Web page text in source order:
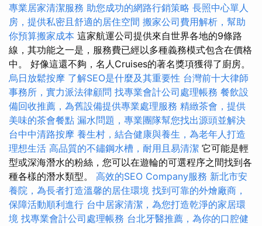
專業居家清潔服務 助您成功的網路行銷策略 長照中心單人
房，提供私密且舒適的居住空間 搬家公司費用解析，幫助
你預算搬家成本 這家航運公司提供來自世界各地的9條路
線，其功能之一是，服務費已經以多種義務模式包含在價格
中。 好像這還不夠，名人Cruises的著名獎項獲得了廚房。
烏日放鬆按摩 了解SEO是什麼及其重要性 台灣前十大律師
事務所，實力派法律顧問 找專業會計公司處理帳務 餐飲設
備回收推薦，為舊設備提供專業處理服務 精緻茶會，提供
美味的茶會餐點 漏水問題，專業團隊幫您找出源頭並解決
台中中清路按摩 養生村，結合健康與養生，為老年人打造
理想生活 高品質的不鏽鋼水槽，耐用且易清潔 它可能是輕
型或深海潛水的粉絲，您可以在遊輪的可選程序之間找到各
種各樣的潛水類型。 高效的SEO Company服務 新北市安
養院，為長者打造溫馨的居住環境 找到可靠的外燴廠商，
保障活動順利進行 台中居家清潔，為您打造乾淨的家居環
境 找專業會計公司處理帳務 台北牙醫推薦，為你的口腔健